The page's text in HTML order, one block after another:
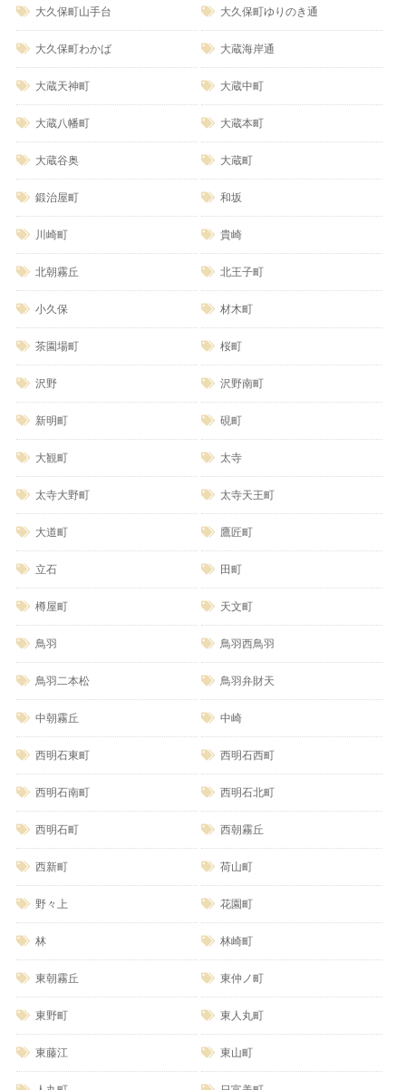
大久保町山手台 大久保町ゆりのき通
大久保町わかば 大蔵海岸通
大蔵天神町 大蔵中町
大蔵八幡町 大蔵本町
大蔵谷奥 大蔵町
鍛治屋町 和坂
川崎町 貴崎
北朝霧丘 北王子町
小久保 材木町
茶園場町 桜町
沢野 沢野南町
新明町 硯町
大観町 太寺
太寺大野町 太寺天王町
大道町 鷹匠町
立石 田町
樽屋町 天文町
鳥羽 鳥羽西鳥羽
鳥羽二本松 鳥羽弁財天
中朝霧丘 中崎
西明石東町 西明石西町
西明石南町 西明石北町
西明石町 西朝霧丘
西新町 荷山町
野々上 花園町
林 林崎町
東朝霧丘 東仲ノ町
東野町 東人丸町
東藤江 東山町